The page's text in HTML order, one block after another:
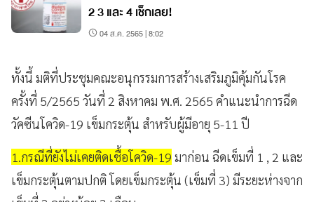
2 3 และ 4 เช็กเลย!
04 ส.ค. 2565 | 8:02
ทั้งนี้ มติที่ประชุมคณะอนุกรรมการสร้างเสริมภูมิคุ้มกันโรค
ครั้งที่ 5/2565 วันที่ 2 สิงหาคม พ.ศ. 2565 คำแนะนำการฉีด
วัคซีนโควิด-19 เข็มกระตุ้น สำหรับผู้มีอายุ 5-11 ปี
1.กรณีที่ยังไม่เคยติดเชื้อโควิด-19 มาก่อน ฉีดเข็มที่ 1 , 2 และ
เข็มกระตุ้นตามปกติ โดยเข็มกระตุ้น (เข็มที่ 3) มีระยะห่างจาก